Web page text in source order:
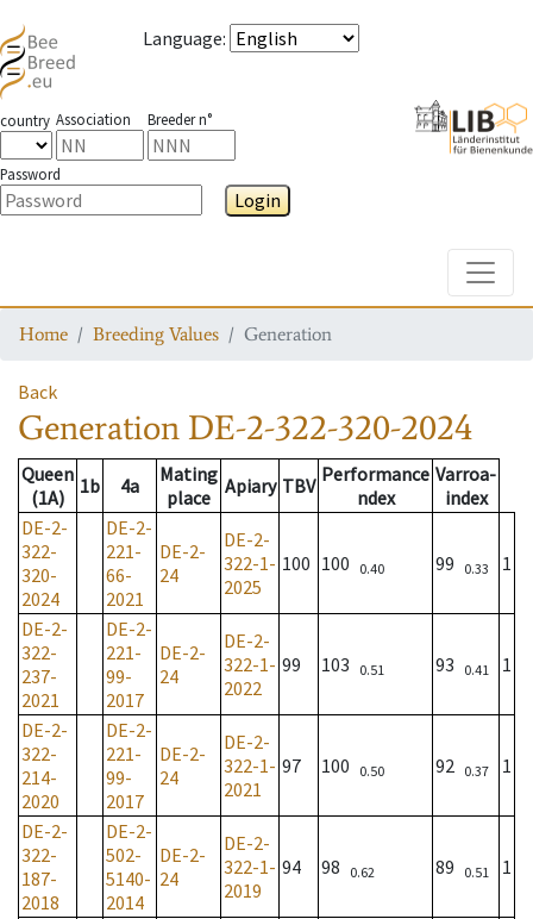
Language:
country Association Breeder n°
Password
Login
Home Breeding Values Generation
Back
Generation DE-2-322-320-2024
Queen
(1A)
1b 4a
Mating
place Apiary TBV Performance
ndex
Varroa-
index
DE-2-
322-
320-
2024
DE-2-
221-
66-
2021
DE-2-
24
DE-2-
322-1-
2025
100 100 0.40 99 0.33 1
DE-2-
322-
237-
2021
DE-2-
221-
99-
2017
DE-2-
24
DE-2-
322-1-
2022
99 103 0.51 93 0.41 1
DE-2-
322-
214-
2020
DE-2-
221-
99-
2017
DE-2-
24
DE-2-
322-1-
2021
97 100 0.50 92 0.37 1
DE-2-
322-
187-
2018
DE-2-
502-
5140-
2014
DE-2-
24
DE-2-
322-1-
2019
94 98 0.62 89 0.51 1